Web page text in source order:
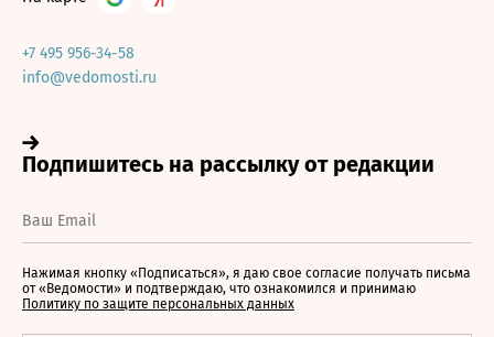
+7 495 956-34-58
info@vedomosti.ru
Нажимая кнопку «Подписаться», я даю свое согласие получать письма
от «Ведомости» и подтверждаю, что ознакомился и принимаю
Политику по защите персональных данных